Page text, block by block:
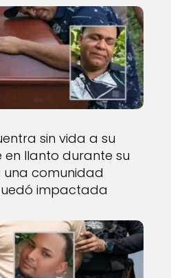
sin vida a su
llanto durante su
comunidad
impactada